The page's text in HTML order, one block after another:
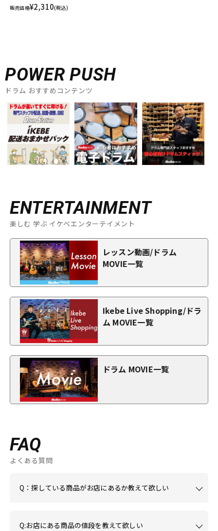
販売価格¥2,310(税込)
POWER PUSH
ドラム おすすめコンテンツ
ENTERTAINMENT
楽しむ 学ぶ イケベエンターテイメント
レッスン動画/ドラム
MOVIE一覧
Ikebe Live Shopping/ドラ
ム MOVIE一覧
ドラム MOVIE一覧
FAQ
よくある質問
Q：探している商品がお店にあるか教えて欲しい
Q:お店にある商品の値段を教えて欲しい